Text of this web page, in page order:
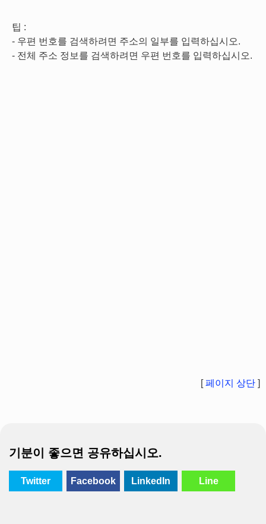
팁 :
- 우편 번호를 검색하려면 주소의 일부를 입력하십시오.
- 전체 주소 정보를 검색하려면 우편 번호를 입력하십시오.
[페이지 상단 ]
기분이 좋으면 공유하십시오.
Twitter Facebook LinkedIn Line